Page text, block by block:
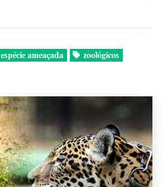
espécie ameaçada zoológicos